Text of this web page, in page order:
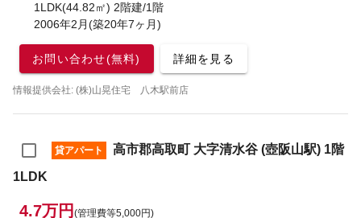
1LDK(44.82㎡) 2階建/1階
2006年2月(築20年7ヶ月)
お問い合わせ(無料) 詳細を見る
情報提供会社: (株)山晃住宅 八木駅前店
貸アパート
高市郡高取町 大字清水谷 (壺阪山駅) 1階
1LDK
4.7万円 (管理費等5,000円)